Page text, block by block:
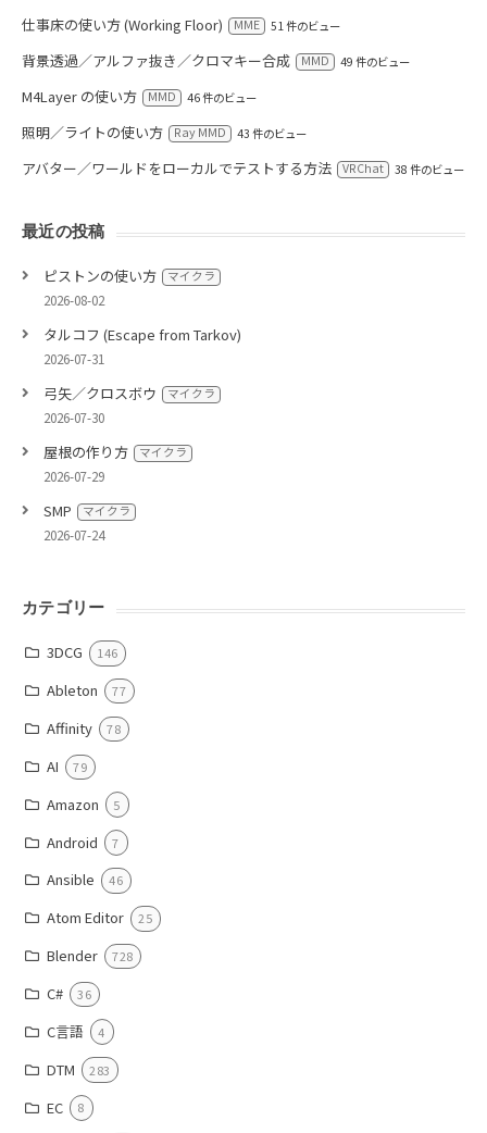
仕事床の使い方 (Working Floor) MME 51 件のビュー
背景透過／アルファ抜き／クロマキー合成 MMD 49 件のビュー
M4Layer の使い方 MMD 46 件のビュー
照明／ライトの使い方 Ray MMD 43 件のビュー
アバター／ワールドをローカルでテストする方法 VRChat 38 件のビュー
最近の投稿
ピストンの使い方 マイクラ
2026-08-02
タルコフ (Escape from Tarkov)
2026-07-31
弓矢／クロスボウ マイクラ
2026-07-30
屋根の作り方 マイクラ
2026-07-29
SMP マイクラ
2026-07-24
カテゴリー
3DCG 146
Ableton 77
Affinity 78
AI 79
Amazon 5
Android 7
Ansible 46
Atom Editor 25
Blender 728
C# 36
C言語 4
DTM 283
EC 8